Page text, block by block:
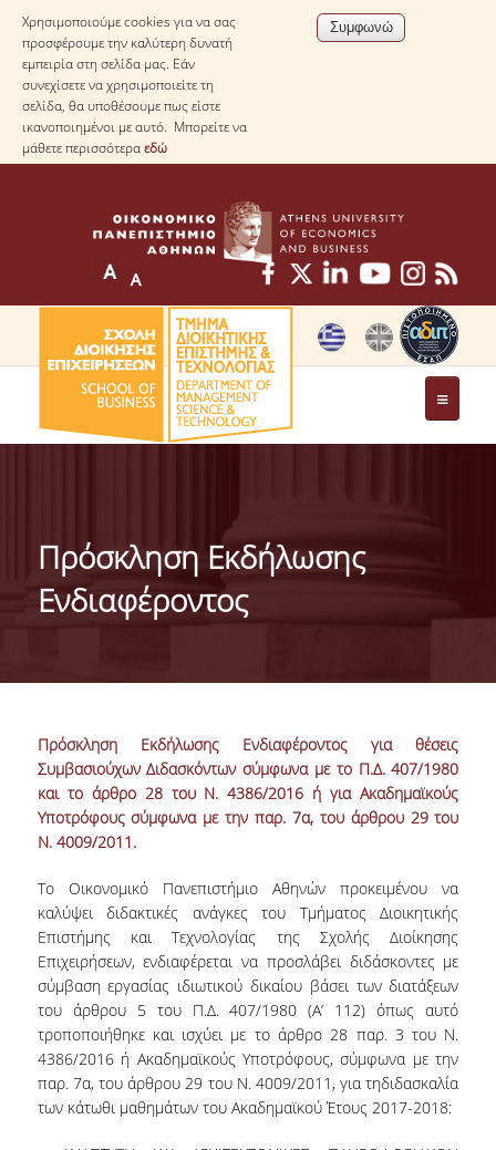
Χρησιμοποιούμε cookies για να σας
προσφέρουμε την καλύτερη δυνατή
εμπειρία στη σελίδα μας. Εάν
συνεχίσετε να χρησιμοποιείτε τη
σελίδα, θα υποθέσουμε πως είστε
ικανοποιημένοι με αυτό. Μπορείτε να
μάθετε περισσότεραεδώ
ΤΟ ΤΜΗΜΑ
ΤΑΥΤΟΤΗΤΑ ΤΟΥ ΤΜΗΜΑΤΟΣ
ΑΠΟΣΤΟΛΗ ΤΟΥ ΤΜΗΜΑΤΟΣ
ΔΙΟΙΚΗΣΗ ΤΟΥ ΤΜΗΜΑΤΟΣ
TESTIMONIALS ΔΙΑΚΡΙΣΕΩΝ
ΕΠΑΓΓΕΛΜΑΤΙΚΕΣ ΠΡΟΟΠΤΙΚΕΣ
ΓΙΑ ΜΑΘΗΤΕΣ ΛΥΚΕΙΟΥ
ΠΡΟΓΡΑΜΜΑ ΥΠΟΤΡΟΦΙΩΝ
ΚΡΙΤΗΡΙΑ ΚΑΙ ΔΙΑΔΙΚΑΣΙΑ ΕΠΙΛΟΓΗΣ
ΕΡΓΑΣΤΗΡΙΑΚΗ ΥΠΟΔΟΜΗ
NEWSLETTERS
TESTIMONIALS
Πρόσκληση Εκδήλωσης
Ενδιαφέροντος
Πρόσκληση Εκδήλωσης Ενδιαφέροντος για θέσεις
Συμβασιούχων Διδασκόντων σύμφωνα με το Π.Δ. 407/1980
και το άρθρο 28 του Ν. 4386/2016 ή για Ακαδημαϊκούς
Υποτρόφους σύμφωνα με την παρ. 7α, του άρθρου 29 του
Ν. 4009/2011.
Το Οικονομικό Πανεπιστήμιο Αθηνών προκειμένου να
καλύψει διδακτικές ανάγκες του Τμήματος Διοικητικής
Επιστήμης και Τεχνολογίας της Σχολής Διοίκησης
Επιχειρήσεων, ενδιαφέρεται να προσλάβει διδάσκοντες με
σύμβαση εργασίας ιδιωτικού δικαίου βάσει των διατάξεων
του άρθρου 5 του Π.Δ. 407/1980 (Α’ 112) όπως αυτό
τροποποιήθηκε και ισχύει με το άρθρο 28 παρ. 3 του Ν.
4386/2016 ή Ακαδημαϊκούς Υποτρόφους, σύμφωνα με την
παρ. 7α, του άρθρου 29 του Ν. 4009/2011, για τηδιδασκαλία
των κάτωθι μαθημάτων του Ακαδημαϊκού Έτους 2017-2018: